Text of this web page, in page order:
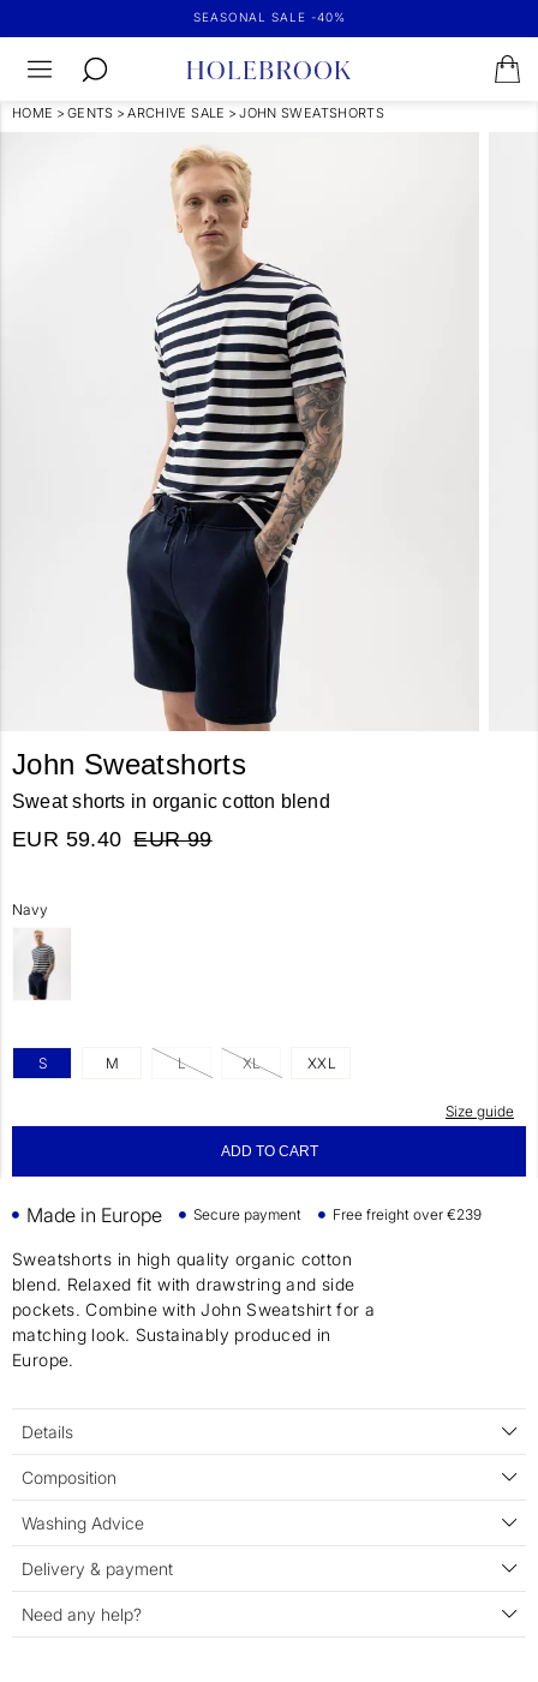
SEASONAL SALE -40%
HOME > GENTS > ARCHIVE SALE > JOHN SWEATSHORTS
John Sweatshorts
Sweat shorts in organic cotton blend
EUR 59.40 EUR 99
Navy
S M L XL XXL
Size guide
ADD TO CART
Made in Europe Secure payment Free freight over €239
Sweatshorts in high quality organic cotton
blend. Relaxed fit with drawstring and side
pockets. Combine with John Sweatshirt for a
matching look. Sustainably produced in
Europe.
Details
Composition
Washing Advice
Delivery & payment
Need any help?